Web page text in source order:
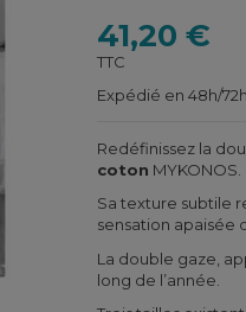
41,20 €
TTC
Expédié en 48h/
Redéfinissez la
coton MYKONOS.
Sa texture subtile
sensation apaisée
La double gaze,
long de l’année.